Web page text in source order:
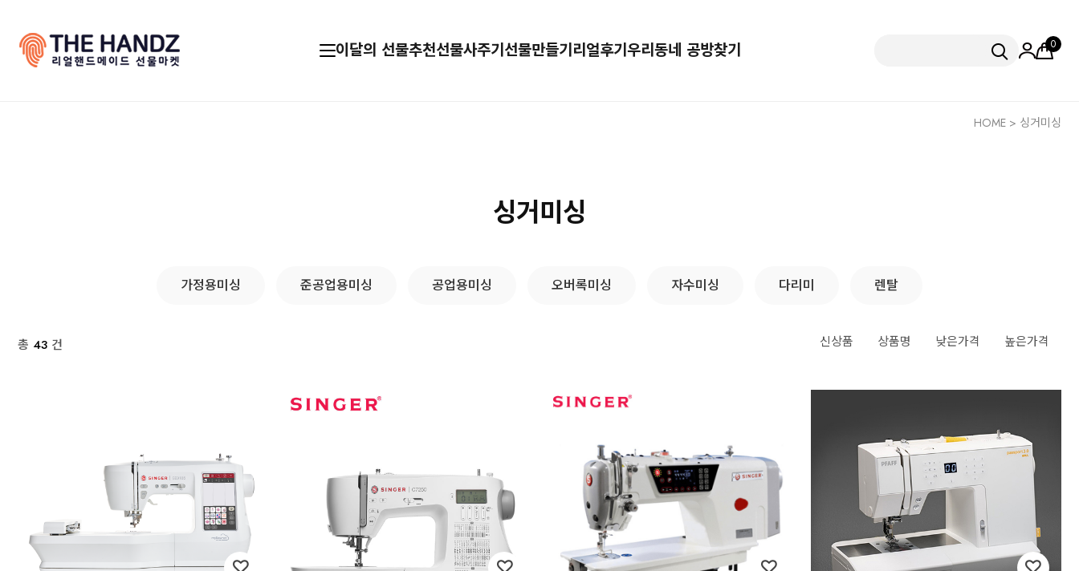
이달의 선물추천선물사주기 선물만들기 리얼후기 우리동네 공방찾기 0
HOME > 싱거미싱
싱거미싱
가정용미싱 준공업용미싱 공업용미싱 오버록미싱 자수미싱 다리미 렌탈
총 43 건 신상품 상품명 낮은가격 높은가격